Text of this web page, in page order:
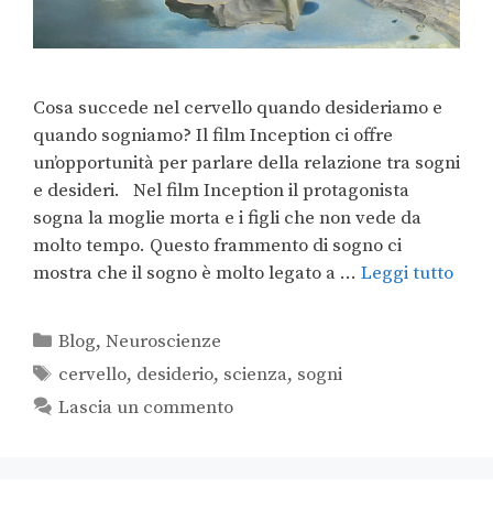
Cosa succede nel cervello quando desideriamo e
quando sogniamo? Il film Inception ci offre
un’opportunità per parlare della relazione tra sogni
e desideri. Nel film Inception il protagonista
sogna la moglie morta e i figli che non vede da
molto tempo. Questo frammento di sogno ci
mostra che il sogno è molto legato a … Leggi tutto
Blog,Neuroscienze
cervello, desiderio, scienza, sogni
Lascia un commento